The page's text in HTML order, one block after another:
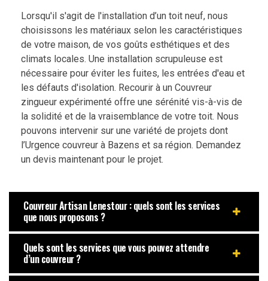
Lorsqu'il s'agit de l'installation d’un toit neuf, nous
choisissons les matériaux selon les caractéristiques
de votre maison, de vos goûts esthétiques et des
climats locales. Une installation scrupuleuse est
nécessaire pour éviter les fuites, les entrées d'eau et
les défauts d'isolation. Recourir à un Couvreur
zingueur expérimenté offre une sérénité vis-à-vis de
la solidité et de la vraisemblance de votre toit. Nous
pouvons intervenir sur une variété de projets dont
l’Urgence couvreur à Bazens et sa région. Demandez
un devis maintenant pour le projet.
Couvreur Artisan Lenestour : quels sont les services
que nous proposons ?
Quels sont les services que vous pouvez attendre
d’un couvreur ?